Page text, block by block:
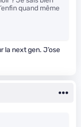
quand même
la next gen. J’ose